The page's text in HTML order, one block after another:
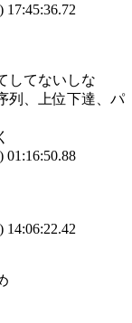
17:45:36.72
してないしな
列、上位下達、パ
01:16:50.88
14:06:22.42